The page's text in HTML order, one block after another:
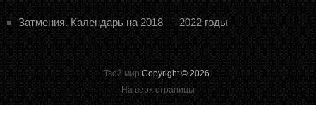
Затмения. Календарь на 2018 — 2022 годы
Твой мир Copyright © 2026.
На верх страницы